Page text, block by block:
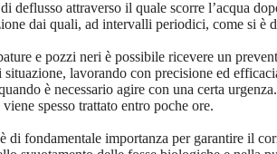
attraverso il quale scorre l’acqua
dai quali, ad intervalli periodici, come si è
e pozzi neri è possibile ricevere un
lavorando con precisione ed
è necessario agire con una certa
spesso trattato entro poche ore.
di fondamentale importanza per garantire il